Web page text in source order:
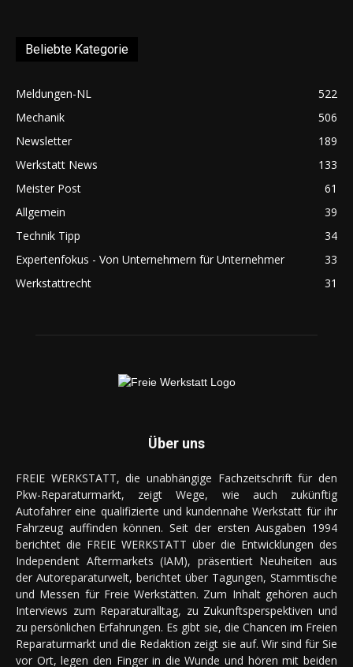
Beliebte Kategorie
Meldungen-NL
522
Mechanik
506
Newsletter
189
Werkstatt News
133
Meister Post
61
Allgemein
39
Technik Tipp
34
Expertenfokus - Von Unternehmern für Unternehmer
33
Werkstattrecht
31
Über uns
FREIE WERKSTATT, die unabhängige Fachzeitschrift für den
Pkw-Reparaturmarkt, zeigt Wege, wie auch zukünftig
Autofahrer eine qualifizierte und kundennahe Werkstatt für ihr
Fahrzeug auffinden können. Seit der ersten Ausgaben 1994
berichtet die FREIE WERKSTATT über die Entwicklungen des
Independent Aftermarkets (IAM), präsentiert Neuheiten aus
der Autoreparaturwelt, berichtet über Tagungen, Stammtische
und Messen für Freie Werkstätten. Zum Inhalt gehören auch
Interviews zum Reparaturalltag, zu Zukunftsperspektiven und
zu persönlichen Erfahrungen. Es gibt sie, die Chancen im Freien
Reparaturmarkt und die Redaktion zeigt sie auf. Wir sind für Sie
vor Ort, legen den Finger in die Wunde und hören mit beiden